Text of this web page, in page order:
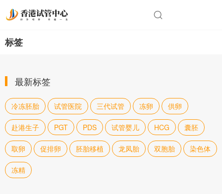
标签
最新标签
冷冻胚胎 试管医院 三代试管 冻卵 供卵
赴港生子 PGT PDS 试管婴儿 HCG 囊胚
取卵 促排卵 胚胎移植 龙凤胎 双胞胎 染色体
冻精